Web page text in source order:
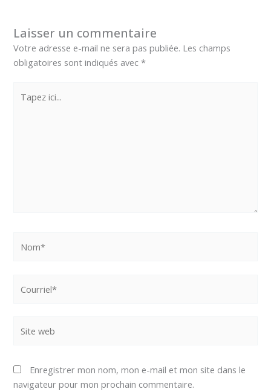
Laisser un commentaire
Votre adresse e-mail ne sera pas publiée. Les champs
obligatoires sont indiqués avec*
ici...
web
Enregistrer mon nom, mon e-mail et mon site dans le
navigateur pour mon prochain commentaire.